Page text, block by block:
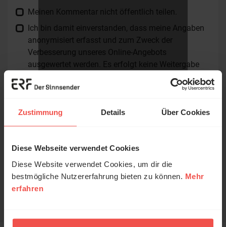
Zustimmung Details Über Cookies
Diese Webseite verwendet Cookies
Diese Website verwendet Cookies, um dir die
bestmögliche Nutzererfahrung bieten zu können. Mehr
erfahren
Meinen Kommentar nicht öffentlich teilen.
Ich bin damit einverstanden, dass meine Angaben
anonymisiert erfasst und zum Zweck der
Verbesserung unseres Online-Angebots
ausgewertet werden. Es erfolgt keine Weitergabe
Ihrer Daten an Dritte. Näheres siehe
Datenschutzerklärung
uns das Kürzen von Kommentaren vor. Ein Recht auf
Veröffentlichung besteht nicht. Bitte beachten Sie beim
Absenden
© Ruth Schneider / ERF